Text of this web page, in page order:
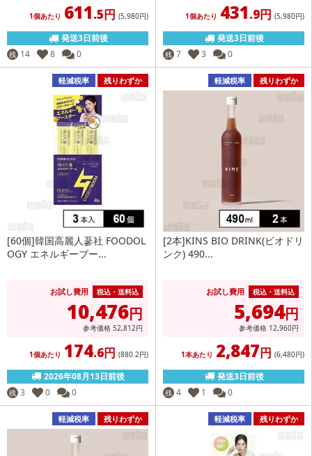
1個あたり 611.5円 (5,980円)
発送3日前後
残 14 8 0
1個あたり 431.9円 (5,980円)
発送3日前後
残 7 3 0
軽減税率 残りわずか
[60個]韓国高麗人蔘社 FOODOL
OGY エネルギーブー...
お試し費用 税込・送料込
10,476円
参考価格 52,812円
1個あたり 174.6円 (880.2円)
2026年08月13日前後
残 3 0 0
軽減税率 残りわずか
[2本]KINS BIO DRINK(ビオドリ
ンク) 490...
お試し費用 税込・送料込
5,694円
参考価格 12,960円
1本あたり 2,847円 (6,480円)
発送3日前後
残 4 1 0
軽減税率 残りわずか 軽減税率 残りわずか